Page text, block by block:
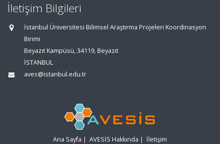
İletişim Bilgileri
İstanbul Üniversitesi Bilimsel Araştırma Projeleri Koordinasyon
Birimi
Beyazıt Kampüsü, 34119, Beyazıt
İSTANBUL
aves@istanbul.edu.tr
Ana Sayfa | AVESİS Hakkında | İletişim